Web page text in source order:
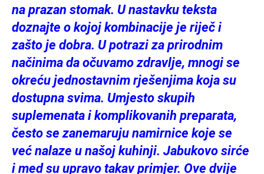
na prazan stomak. U nastavku teksta
doznajte o kojoj kombinacije je riječ i
zašto je dobra. U potrazi za prirodnim
načinima da očuvamo zdravlje, mnogi se
okreću jednostavnim rješenjima koja su
dostupna svima. Umjesto skupih
suplemenata i komplikovanih preparata,
često se zanemaruju namirnice koje se
već nalaze u našoj kuhinji. Jabukovo sirće
i med su upravo takav primjer. Ove dvije